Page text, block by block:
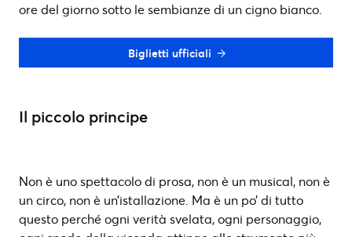
ore del giorno sotto le sembianze di un cigno bianco.
Biglietti ufficiali
Il piccolo principe
Non è uno spettacolo di prosa, non è un musical, non è
un circo, non è un’istallazione. Ma è un po’ di tutto
questo perché ogni verità svelata, ogni personaggio,